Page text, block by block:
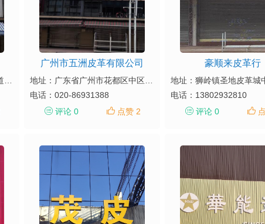
广州市五洲皮革有限公司
电话： 020-86931388
评论 0
点赞 2
豪顺来皮革行
电话： 13802932810
评论 0